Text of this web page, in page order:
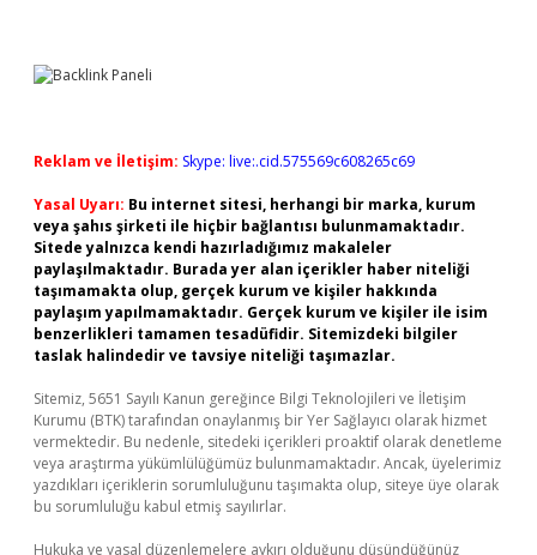
Reklam ve İletişim: Skype: live:.cid.575569c608265c69
Yasal Uyarı: Bu internet sitesi, herhangi bir marka, kurum
veya şahıs şirketi ile hiçbir bağlantısı bulunmamaktadır.
Sitede yalnızca kendi hazırladığımız makaleler
paylaşılmaktadır. Burada yer alan içerikler haber niteliği
taşımamakta olup, gerçek kurum ve kişiler hakkında
paylaşım yapılmamaktadır. Gerçek kurum ve kişiler ile isim
benzerlikleri tamamen tesadüfidir. Sitemizdeki bilgiler
taslak halindedir ve tavsiye niteliği taşımazlar.
Sitemiz, 5651 Sayılı Kanun gereğince Bilgi Teknolojileri ve İletişim
Kurumu (BTK) tarafından onaylanmış bir Yer Sağlayıcı olarak hizmet
vermektedir. Bu nedenle, sitedeki içerikleri proaktif olarak denetleme
veya araştırma yükümlülüğümüz bulunmamaktadır. Ancak, üyelerimiz
yazdıkları içeriklerin sorumluluğunu taşımakta olup, siteye üye olarak
bu sorumluluğu kabul etmiş sayılırlar.
Hukuka ve yasal düzenlemelere aykırı olduğunu düşündüğünüz